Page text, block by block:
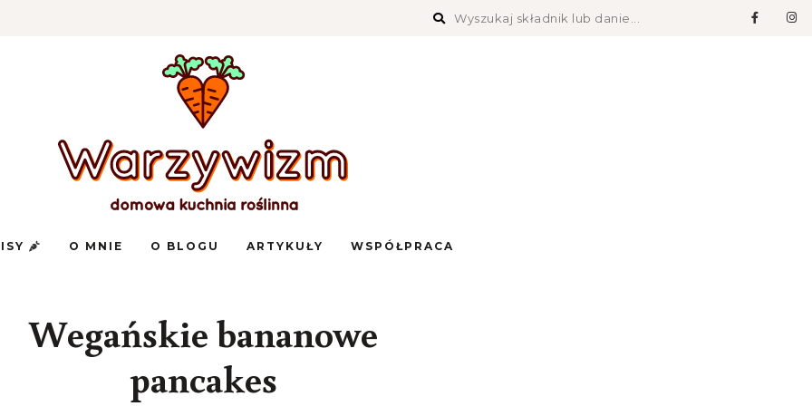
Warzywizm
kuchnia
roślinna
O MNIE O BLOGU ARTYKUŁY WSPÓŁPRACA
Wegańskie bananowe
pancakes